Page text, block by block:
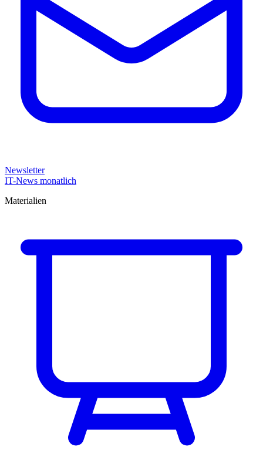
Newsletter
IT-News monatlich
Materialien